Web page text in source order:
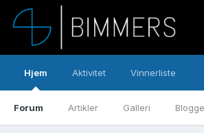
Hjem
Forum Artikler Galleri
Aktivitet Vinnerliste